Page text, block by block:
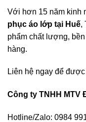
Với hơn 15 năm kinh
phục áo lớp tại Huế,
phẩm chất lượng,
hàng.
Liên hệ ngay để
Công ty TNHH MTV
Hotline/Zalo: 0984